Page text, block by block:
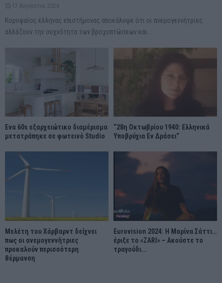
17 Αυγούστου 2024
Κορυφαίος έλληνας επιστήμονας αποκάλυψε ότι οι ανεμογεννήτριες
αλλάζουν την συχνότητα των βροχοπτώσεων και...
Ένα 60s εξαρχειώτικο διαμέρισμα
μετατράπηκε σε φωτεινό Studio
“28η Οκτωβρίου 1940: Ελληνικά
Υποβρύχια Εν Δράσει”
Μελέτη του Χάρβαρντ δείχνει
πως οι ανεμογεννήτριες
προκαλούν περισσότερη
θέρμανση
Eurovision 2024: Η Μαρίνα Σάττι…
έριξε το «ZARI» – Ακούστε το
τραγούδι...